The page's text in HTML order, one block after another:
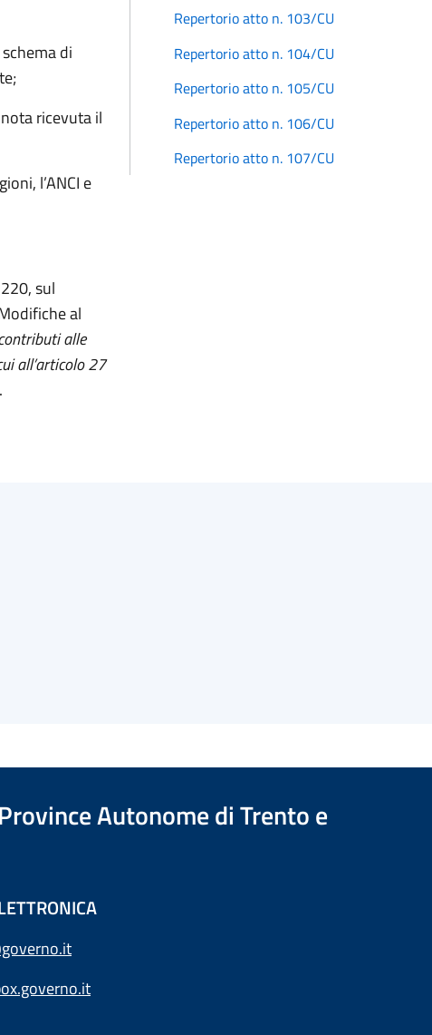
di
ricevuta il
l’ANCI e
sul
al
alle
all’articolo 27
Repertorio atto n. 103/CU
Repertorio atto n. 104/CU
Repertorio atto n. 105/CU
Repertorio atto n. 106/CU
Repertorio atto n. 107/CU
Autonome di Trento e